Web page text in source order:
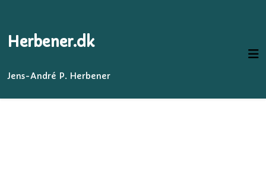
Herbener.dk
Jens-André P. Herbener